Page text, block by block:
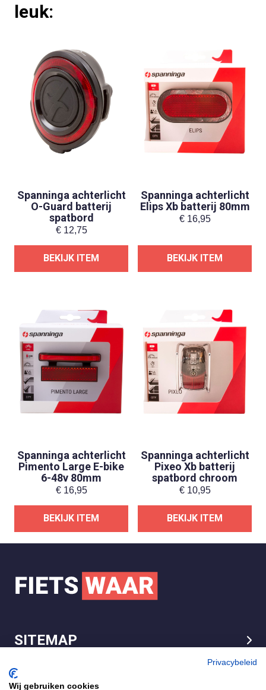
leuk:
Spanninga achterlicht
O-Guard batterij
spatbord
€12,75
BEKIJK ITEM
Spanninga achterlicht
Elips Xb batterij 80mm
€16,95
BEKIJK ITEM
Spanninga achterlicht
Pimento Large E-bike
6-48v 80mm
€16,95
BEKIJK ITEM
Spanninga achterlicht
Pixeo Xb batterij
spatbord chroom
€10,95
BEKIJK ITEM
SITEMAP
LEGAL
Privacybeleid
Wij gebruiken cookies